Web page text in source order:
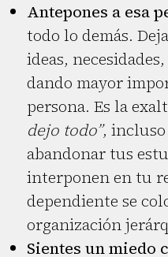
Antepones a esa
todo lo demás.
ideas,
dando mayor
persona. Es la
dejo todo”,
abandonar tus
interponen en tu
dependiente se
organización
Sientes un miedo